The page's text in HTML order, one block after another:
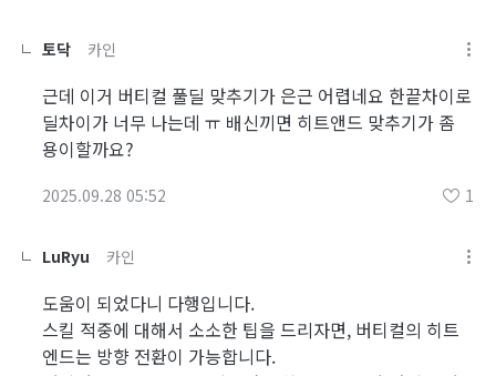
토닥 카인
근데 이거 버티컬 풀딜 맞추기가 은근 어렵네요 한끝차이로
딜차이가 너무 나는데 ㅠ 배신끼면 히트앤드 맞추기가 좀
용이할까요?
2025.09.28 05:52 1
LuRyu 카인
도움이 되었다니 다행입니다.
스킬 적중에 대해서 소소한 팁을 드리자면, 버티컬의 히트
엔드는 방향 전환이 가능합니다.